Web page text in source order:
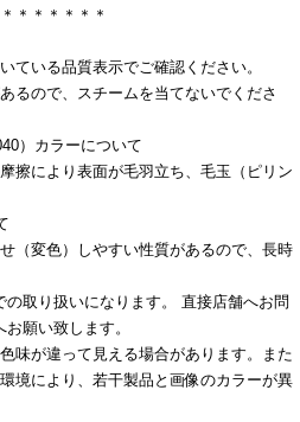
＊＊＊＊＊＊
ている品質表示でご確認ください。
るので、スチームを当てないでくださ
）カラーについて
擦により表面が毛羽立ち、毛玉（ピリン
（変色）しやすい性質があるので、長時
取り扱いになります。 直接店舗へお問
願い致します。
味が違って見える場合があります。また
境により、若干製品と画像のカラーが異